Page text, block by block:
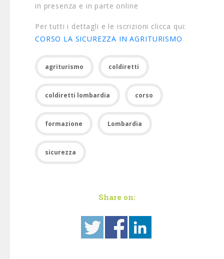
in presenza e in parte online
Per tutti i dettagli e le iscrizioni clicca qui:
CORSO LA SICUREZZA IN AGRITURISMO
agriturismo coldiretti
coldiretti lombardia corso
formazione Lombardia
sicurezza
Share on: